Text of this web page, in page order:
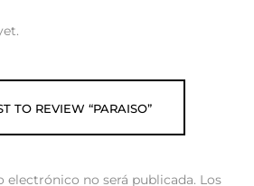
TO REVIEW “PARAISO”
electrónico no será publicada. Los